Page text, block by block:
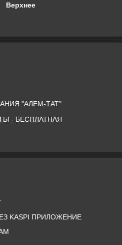
Верхнее
"АЛЕМ-ТАТ"
- БЕСПЛАТНАЯ
KASPI ПРИЛОЖЕНИЕ